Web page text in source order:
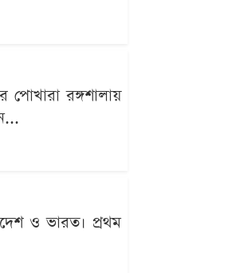
পোখারা রঙ্গশালায়
ও ভারত। প্রথম